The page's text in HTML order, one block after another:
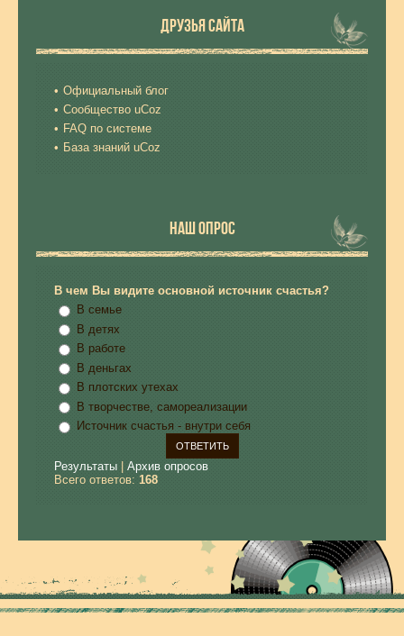
ДРУЗЬЯ САЙТА
Официальный блог
Сообщество uCoz
FAQ по системе
База знаний uCoz
НАШ ОПРОС
В чем Вы видите основной источник счастья?
В семье
В детях
В работе
В деньгах
В плотских утехах
В творчестве, самореализации
Источник счастья - внутри себя
Результаты
Архив опросов
Всего ответов: 168